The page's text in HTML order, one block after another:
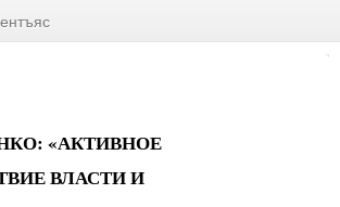
«АКТИВНОЕ
ВЛАСТИ И